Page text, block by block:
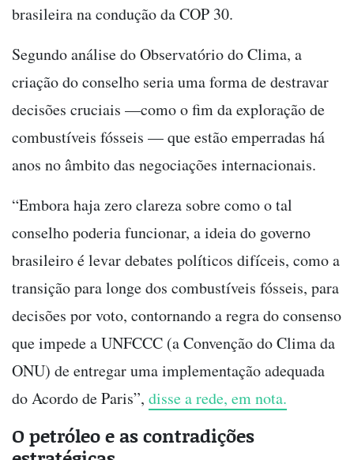
brasileira na condução da COP 30.
Segundo análise do Observatório do Clima, a
criação do conselho seria uma forma de destravar
decisões cruciais —como o fim da exploração de
combustíveis fósseis — que estão emperradas há
anos no âmbito das negociações internacionais.
“Embora haja zero clareza sobre como o tal
conselho poderia funcionar, a ideia do governo
brasileiro é levar debates políticos difíceis, como a
transição para longe dos combustíveis fósseis, para
decisões por voto, contornando a regra do consenso
que impede a UNFCCC (a Convenção do Clima da
ONU) de entregar uma implementação adequada
do Acordo de Paris”, disse a rede, em nota.
O petróleo e as contradições